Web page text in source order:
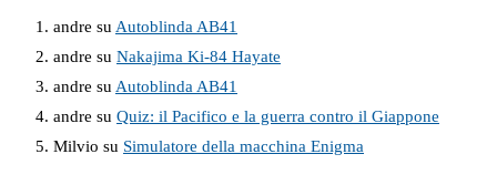
andre su Autoblinda AB41
andre su Nakajima Ki-84 Hayate
andre su Autoblinda AB41
andre su Quiz: il Pacifico e la guerra contro il Giappone
Milvio su Simulatore della macchina Enigma